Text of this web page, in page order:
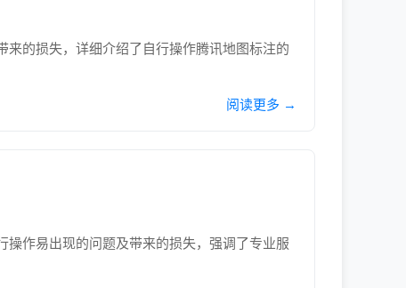
的损失，详细介绍了自行操作腾讯地图标注的
阅读更多 →
作易出现的问题及带来的损失，强调了专业服